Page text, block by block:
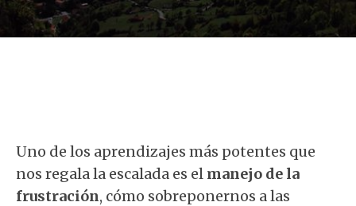
Uno de los aprendizajes más potentes que
nos regala la escalada es el manejo de la
frustración, cómo sobreponernos a las